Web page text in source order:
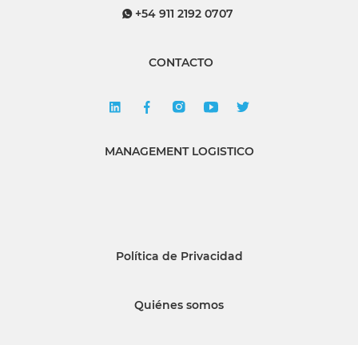
+54 911 2192 0707
CONTACTO
MANAGEMENT LOGISTICO
Política de Privacidad
Quiénes somos